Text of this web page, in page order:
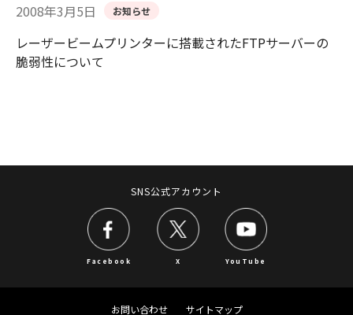
2008年3月5日 お知らせ
レーザービームプリンターに搭載されたFTPサーバーの
脆弱性について
SNS公式アカウント
Facebook X YouTube
お問い合わせ サイトマップ